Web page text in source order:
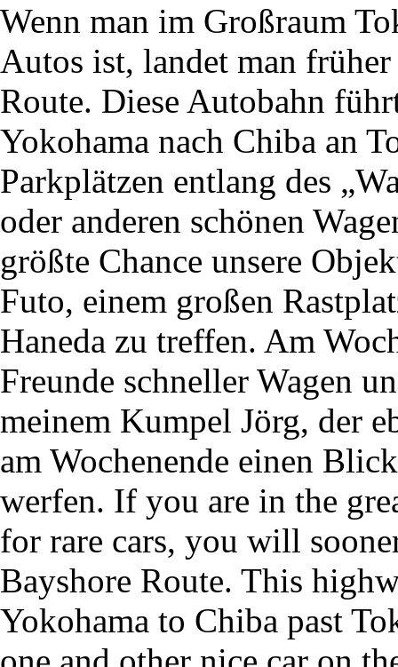
Wenn man im Großraum
Autos ist, landet man
Route. Diese Autobahn
Yokohama nach Chiba an
Parkplätzen entlang des
oder anderen schönen
größte Chance unsere
Futo, einem großen
Haneda zu treffen. Am
Freunde schneller Wagen
meinem Kumpel Jörg, der
am Wochenende einen
werfen. If you are in the
for rare cars, you will
Bayshore Route. This
Yokohama to Chiba past